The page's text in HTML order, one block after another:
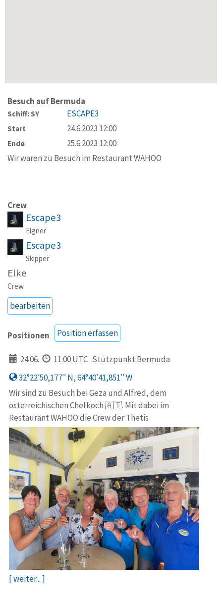
Besuch auf Bermuda
Schiff: SY ESCAPE3
Start 24.6.2023 12:00
Ende
25.6.2023 12:00
Wir waren zu Besuch im Restaurant WAHOO
Crew
Escape3
Eigner
Escape3
Skipper
Elke
Crew
bearbeiten
Positionen Position erfassen
24.06. 11:00 UTC Stützpunkt Bermuda
32°22′50,177′′ N, 64°40′41,851′′ W
Wir sind zu Besuch bei Geza und Alfred, dem
österreichischen Chefkoch 🇦🇹. Mit dabei im
Restaurant WAHOO die Crew der Thetis
[ weiter... ]